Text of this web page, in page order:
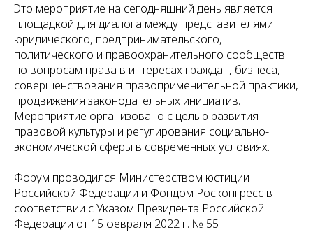
Это мероприятие на сегодняшний день является
площадкой для диалога между представителями
юридического, предпринимательского,
политического и правоохранительного сообществ
по вопросам права в интересах граждан, бизнеса,
совершенствования правоприменительной практики,
продвижения законодательных инициатив.
Мероприятие организовано с целью развития
правовой культуры и регулирования социально-
экономической сферы в современных условиях.
Форум проводился Министерством юстиции
Российской Федерации и Фондом Росконгресс в
соответствии с Указом Президента Российской
Федерации от 15 февраля 2022 г. № 55